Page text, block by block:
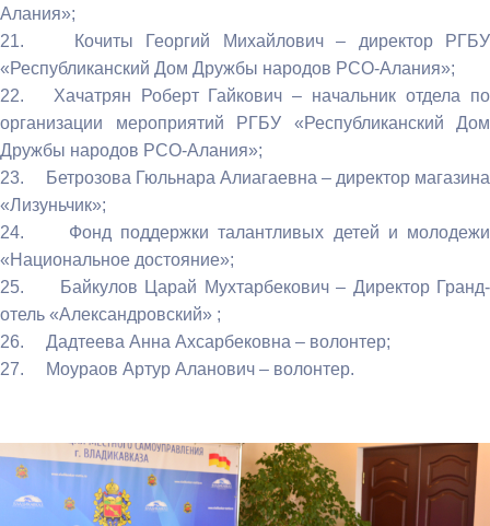
Алания»;
21. Кочиты Георгий Михайлович – директор РГБУ
«Республиканский Дом Дружбы народов РСО-Алания»;
22. Хачатрян Роберт Гайкович – начальник отдела по
организации мероприятий РГБУ «Республиканский Дом
Дружбы народов РСО-Алания»;
23. Бетрозова Гюльнара Алиагаевна – директор магазина
«Лизуньчик»;
24. Фонд поддержки талантливых детей и молодежи
«Национальное достояние»;
25. Байкулов Царай Мухтарбекович – Директор Гранд-
отель «Александровский» ;
26. Дадтеева Анна Ахсарбековна – волонтер;
27. Моураов Артур Аланович – волонтер.